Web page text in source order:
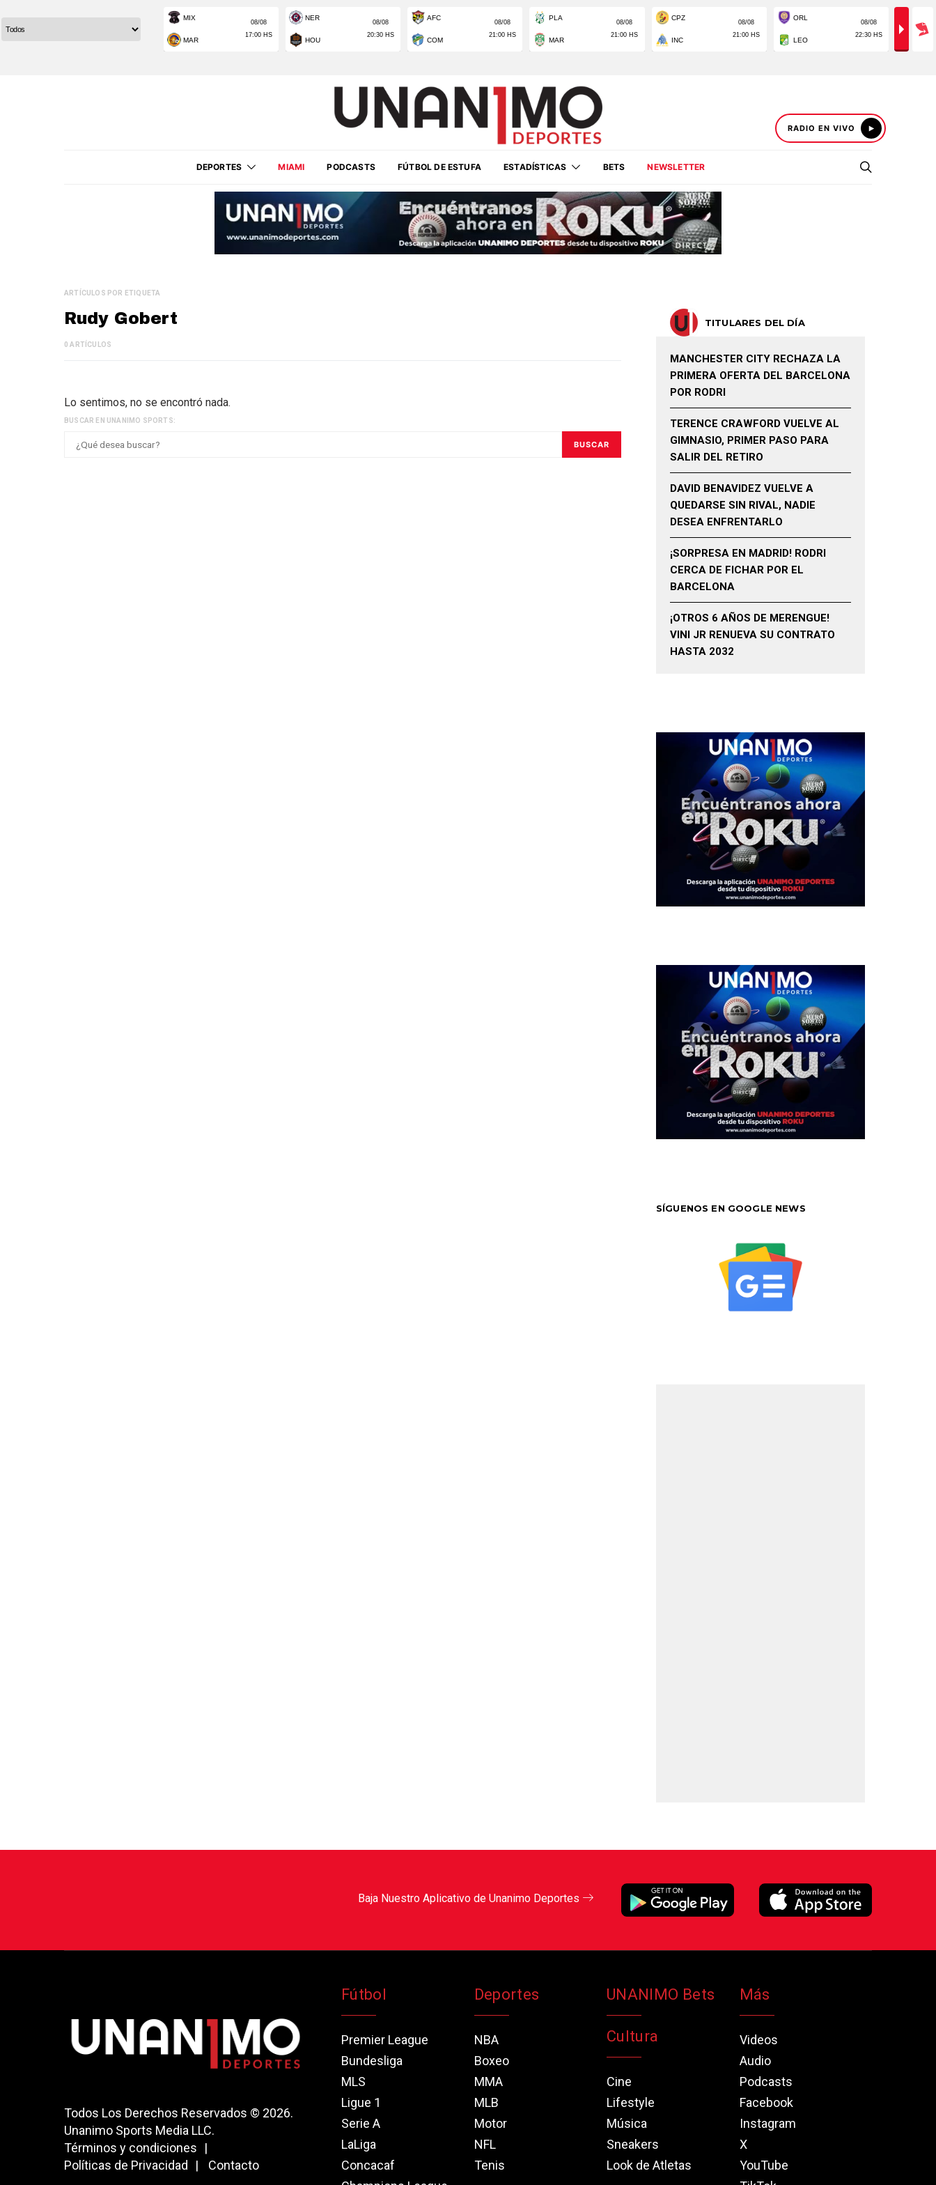
RADIO EN VIVO
DEPORTES MIAMI PODCASTS FÚTBOL DE ESTUFA ESTADÍSTICAS BETS NEWSLETTER
ARTÍCULOS POR ETIQUETA
Rudy Gobert
0 ARTÍCULOS
Lo sentimos, no se encontró nada.
BUSCAR EN UNANIMO SPORTS:
BUSCAR
TITULARES DEL DÍA
MANCHESTER CITY RECHAZA LA
PRIMERA OFERTA DEL BARCELONA
POR RODRI
TERENCE CRAWFORD VUELVE AL
GIMNASIO, PRIMER PASO PARA
SALIR DEL RETIRO
DAVID BENAVIDEZ VUELVE A
QUEDARSE SIN RIVAL, NADIE
DESEA ENFRENTARLO
¡SORPRESA EN MADRID! RODRI
CERCA DE FICHAR POR EL
BARCELONA
¡OTROS 6 AÑOS DE MERENGUE!
VINI JR RENUEVA SU CONTRATO
HASTA 2032
SÍGUENOS EN GOOGLE NEWS
Baja Nuestro Aplicativo de Unanimo Deportes
Todos Los Derechos Reservados © 2026.
Unanimo Sports Media LLC.
Términos y condiciones
Políticas de Privacidad
Contacto
Fútbol
Premier League
Bundesliga
MLS
Ligue 1
Serie A
LaLiga
Concacaf
Deportes
NBA
Boxeo
MMA
MLB
Motor
NFL
Tenis
UNANIMO Bets
Cultura
Cine
Lifestyle
Música
Sneakers
Look de Atletas
Más
Videos
Audio
Podcasts
Facebook
Instagram
X
YouTube